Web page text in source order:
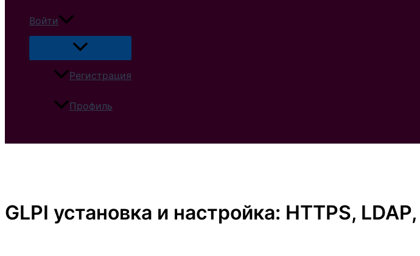
Войти
Регистрация
Профиль
GLPI установка и настройка: HTTPS,